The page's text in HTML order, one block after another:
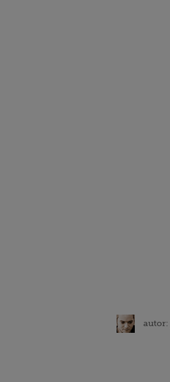
autor: